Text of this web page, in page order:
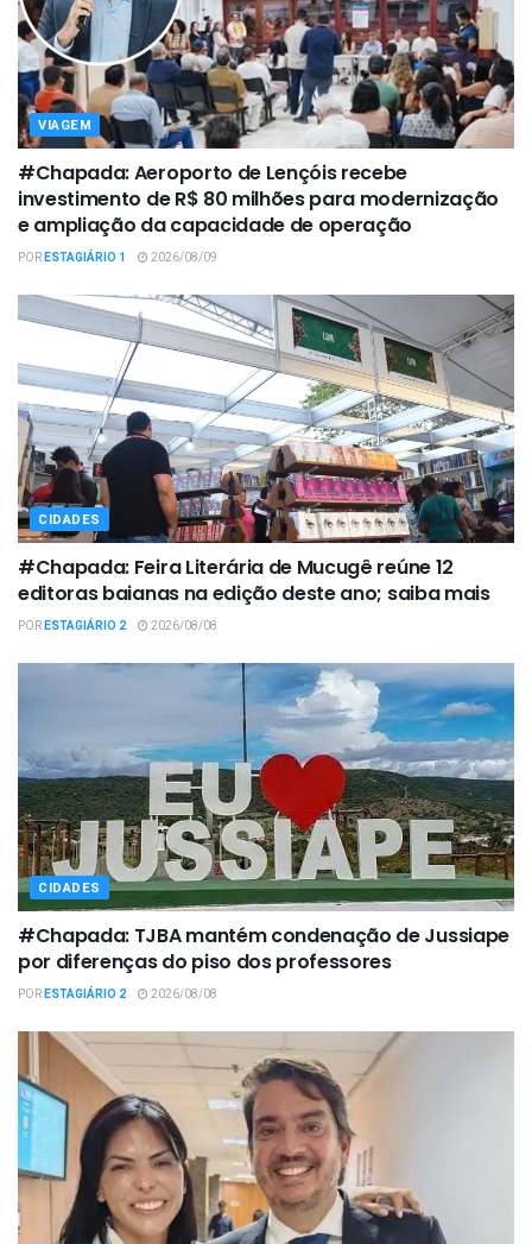
VIAGEM
#Chapada: Aeroporto de Lençóis recebe
investimento de R$ 80 milhões para modernização
e ampliação da capacidade de operação
PORESTAGIÁRIO 1 2026/08/09
CIDADES
#Chapada: Feira Literária de Mucugê reúne 12
editoras baianas na edição deste ano; saiba mais
PORESTAGIÁRIO 2 2026/08/08
CIDADES
#Chapada: TJBA mantém condenação de Jussiape
por diferenças do piso dos professores
PORESTAGIÁRIO 2 2026/08/08